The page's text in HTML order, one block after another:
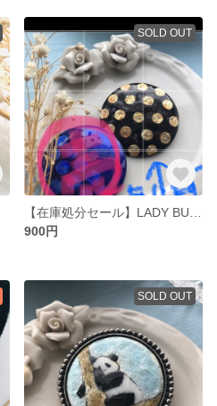
SOLD OUT
900円
SOLD OUT